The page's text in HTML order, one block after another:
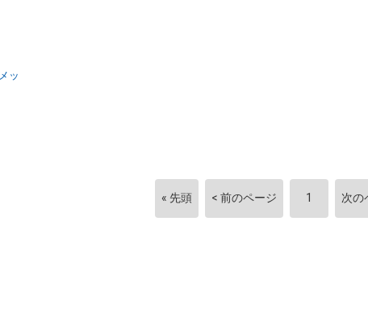
ッ
« 先頭 < 前のページ 1 次の